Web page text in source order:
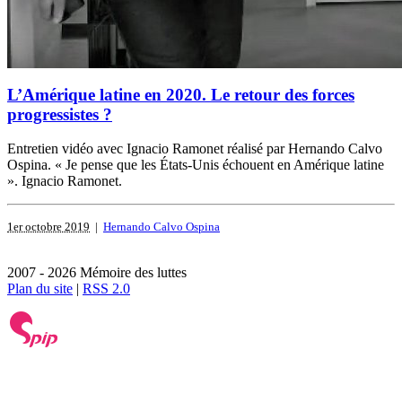
L’Amérique latine en 2020. Le retour des forces
progressistes ?
Entretien vidéo avec Ignacio Ramonet réalisé par Hernando Calvo
Ospina. « Je pense que les États-Unis échouent en Amérique latine
». Ignacio Ramonet.
1er octobre 2019 | Hernando Calvo Ospina
2007 - 2026 Mémoire des luttes
Plan du site | RSS 2.0